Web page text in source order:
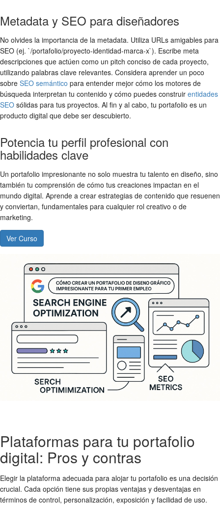
Metadata y SEO para diseñadores
No olvides la importancia de la metadata. Utiliza URLs amigables para
SEO (ej. `/portafolio/proyecto-identidad-marca-x`). Escribe meta
descripciones que actúen como un pitch conciso de cada proyecto,
utilizando palabras clave relevantes. Considera aprender un poco
sobre SEO semántico para entender mejor cómo los motores de
búsqueda interpretan tu contenido y cómo puedes construir entidades
SEO sólidas para tus proyectos. Al fin y al cabo, tu portafolio es un
producto digital que debe ser descubierto.
Potencia tu perfil profesional con
habilidades clave
Un portafolio impresionante no solo muestra tu talento en diseño, sino
también tu comprensión de cómo tus creaciones impactan en el
mundo digital. Aprende a crear estrategias de contenido que resuenen
y conviertan, fundamentales para cualquier rol creativo o de
marketing.
Ver Curso
Plataformas para tu portafolio
digital: Pros y contras
Elegir la plataforma adecuada para alojar tu portafolio es una decisión
crucial. Cada opción tiene sus propias ventajas y desventajas en
términos de control, personalización, exposición y facilidad de uso.